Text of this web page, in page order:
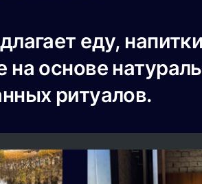
еду,
на основе
ритуалов.